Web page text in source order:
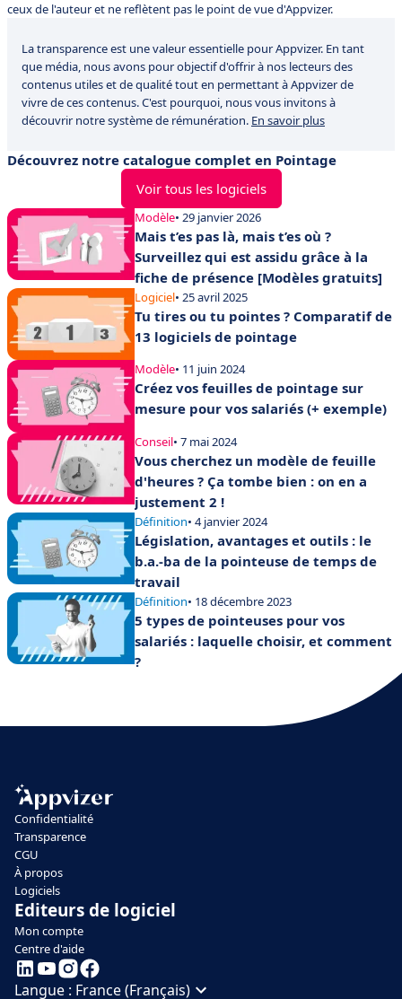
ceux de l'auteur et ne reflètent pas le point de vue d'Appvizer.
La transparence est une valeur essentielle pour Appvizer. En tant
que média, nous avons pour objectif d'offrir à nos lecteurs des
contenus utiles et de qualité tout en permettant à Appvizer de
vivre de ces contenus. C'est pourquoi, nous vous invitons à
découvrir notre système de rémunération. En savoir plus
Découvrez notre catalogue complet en Pointage
Voir tous les logiciels
Modèle• 29 janvier 2026
Mais t’es pas là, mais t’es où ?
Surveillez qui est assidu grâce à la
fiche de présence [Modèles gratuits]
Logiciel• 25 avril 2025
Tu tires ou tu pointes ? Comparatif de
13 logiciels de pointage
Modèle• 11 juin 2024
Créez vos feuilles de pointage sur
mesure pour vos salariés (+ exemple)
Conseil• 7 mai 2024
Vous cherchez un modèle de feuille
d'heures ? Ça tombe bien : on en a
justement 2 !
Définition• 4 janvier 2024
Législation, avantages et outils : le
b.a.-ba de la pointeuse de temps de
travail
Définition• 18 décembre 2023
5 types de pointeuses pour vos
salariés : laquelle choisir, et comment
?
Confidentialité
Transparence
CGU
À propos
Logiciels
Editeurs de logiciel
Mon compte
Centre d'aide
Langue : France (Français)